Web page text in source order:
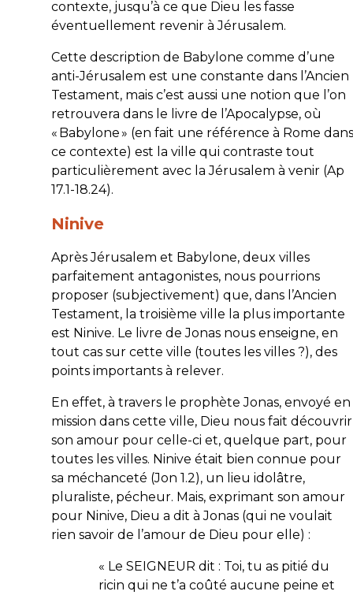
contexte, jusqu’à ce que Dieu les fasse
éventuellement revenir à Jérusalem.
Cette description de Babylone comme d’une
anti-Jérusalem est une constante dans l’Ancien
Testament, mais c’est aussi une notion que l’on
retrouvera dans le livre de l’Apocalypse, où
« Babylone » (en fait une référence à Rome dans
ce contexte) est la ville qui contraste tout
particulièrement avec la Jérusalem à venir (Ap
17.1-18.24).
Ninive
Après Jérusalem et Babylone, deux villes
parfaitement antagonistes, nous pourrions
proposer (subjectivement) que, dans l’Ancien
Testament, la troisième ville la plus importante
est Ninive. Le livre de Jonas nous enseigne, en
tout cas sur cette ville (toutes les villes ?), des
points importants à relever.
En effet, à travers le prophète Jonas, envoyé en
mission dans cette ville, Dieu nous fait découvrir
son amour pour celle-ci et, quelque part, pour
toutes les villes. Ninive était bien connue pour
sa méchanceté (Jon 1.2), un lieu idolâtre,
pluraliste, pécheur. Mais, exprimant son amour
pour Ninive, Dieu a dit à Jonas (qui ne voulait
rien savoir de l’amour de Dieu pour elle) :
« Le SEIGNEUR dit : Toi, tu as pitié du
ricin qui ne t’a coûté aucune peine et